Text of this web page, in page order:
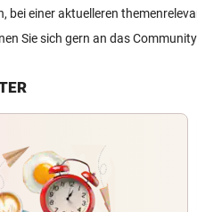
bei einer aktuelleren
Sie sich gern an das